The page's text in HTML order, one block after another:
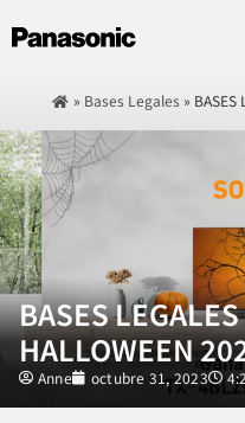
» Bases Legales » BASES
BASES
HALLOWEEN
Anne octubre 31, 2023